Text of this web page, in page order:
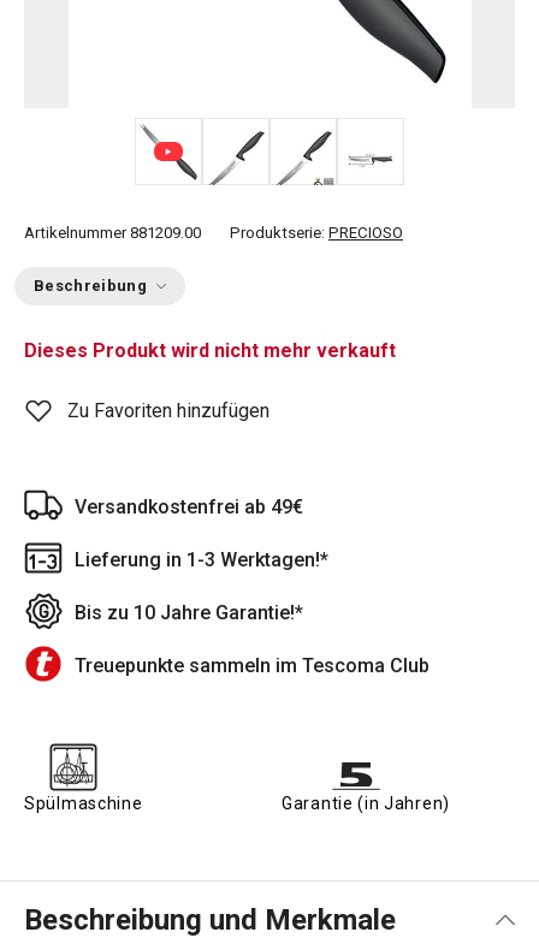
Artikelnummer 881209.00 Produktserie: PRECIOSO
Beschreibung
Dieses Produkt wird nicht mehr verkauft
Zu Favoriten hinzufügen
Versandkostenfrei ab 49€
Lieferung in 1-3 Werktagen!*
Bis zu 10 Jahre Garantie!*
Treuepunkte sammeln im Tescoma Club
Spülmaschine Garantie (in Jahren)
Beschreibung und Merkmale